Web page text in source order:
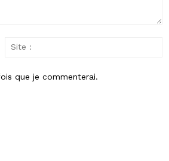
que je commenterai.